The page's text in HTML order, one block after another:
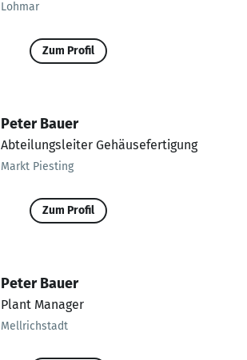
Lohmar
Zum Profil
Peter Bauer
Abteilungsleiter Gehäusefertigung
Markt Piesting
Zum Profil
Peter Bauer
Plant Manager
Mellrichstadt